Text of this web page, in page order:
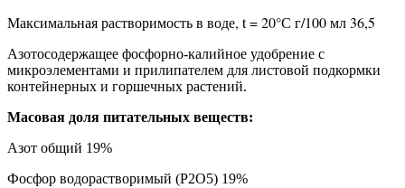
Максимальная растворимость в воде, t = 20°С г/100 мл 36,5
Азотосодержащее фосфорно-калийное удобрение с
микроэлементами и прилипателем для листовой подкормки
контейнерных и горшечных растений.
Масовая доля питательных веществ:
Азот общий 19%
Фосфор водорастворимый (P2O5) 19%